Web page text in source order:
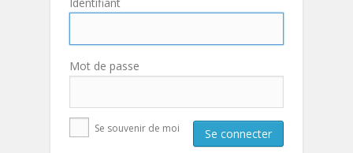
Mot de passe
Se souvenir de moi